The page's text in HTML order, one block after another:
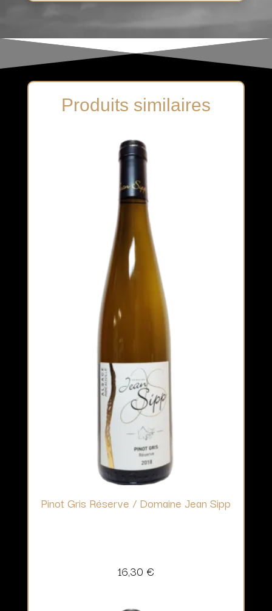
Produits similaires
Pinot Gris Réserve / Domaine Jean Sipp
16,30 €